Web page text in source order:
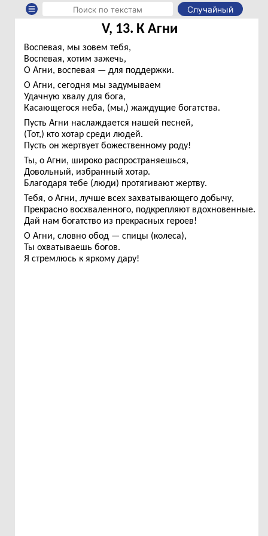
Случайный
V, 13. К Агни
Воспевая, мы зовем тебя,
Воспевая, хотим зажечь,
О Агни, воспевая — для поддержки.
О Агни, сегодня мы задумываем
Удачную хвалу для бога,
Касающегося неба, (мы,) жаждущие богатства.
Пусть Агни наслаждается нашей песней,
(Тот,) кто хотар среди людей.
Пусть он жертвует божественному роду!
Ты, о Агни, широко распространяешься,
Довольный, избранный хотар.
Благодаря тебе (люди) протягивают жертву.
Тебя, о Агни, лучше всех захватывающего добычу,
Прекрасно восхваленного, подкрепляют вдохновенные.
Дай нам богатство из прекрасных героев!
О Агни, словно обод — спицы (колеса),
Ты охватываешь богов.
Я стремлюсь к яркому дару!